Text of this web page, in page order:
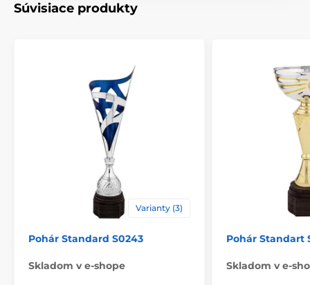
Spôsob personalizácie
Súvisiace produkty
Varianty (3)
Pohár Standard S0243
Skladom v e-shope
Pohár Standart
Skladom v e-